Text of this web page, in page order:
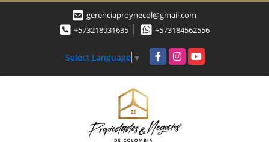
gerenciaproynecol@gmail.com
+573218931635
+573184562556
Select Language ▼ FacebookInstagramYouTube